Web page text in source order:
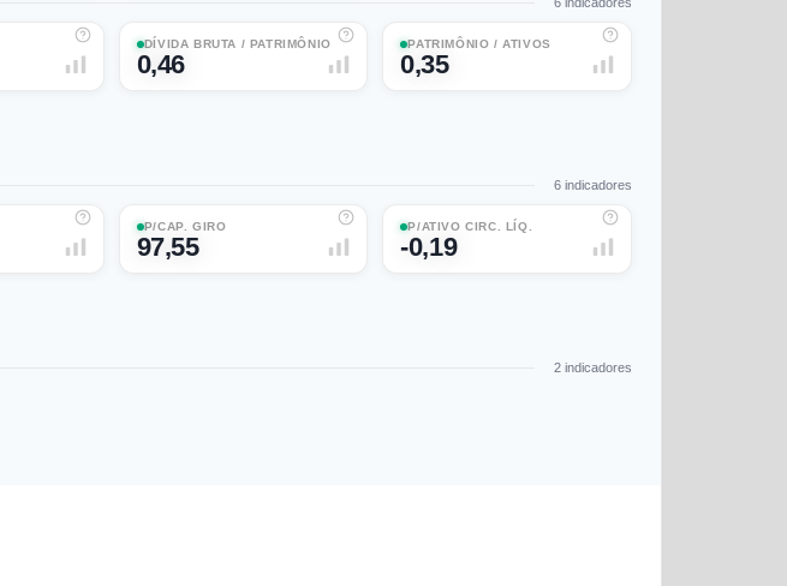
DÍVIDA BRUTA / PATRIMÔNIO
0,46
PATRIMÔNIO / ATIVOS
0,35
6 indicadores
P/CAP. GIRO
97,55
P/ATIVO CIRC. LÍQ.
-0,19
2 indicadores